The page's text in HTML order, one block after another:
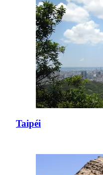
Taipéi